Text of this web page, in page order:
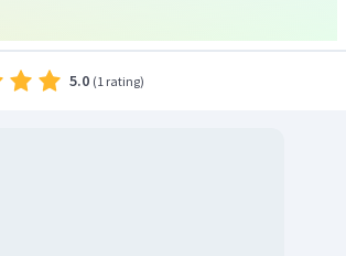
5.0 (1 rating)